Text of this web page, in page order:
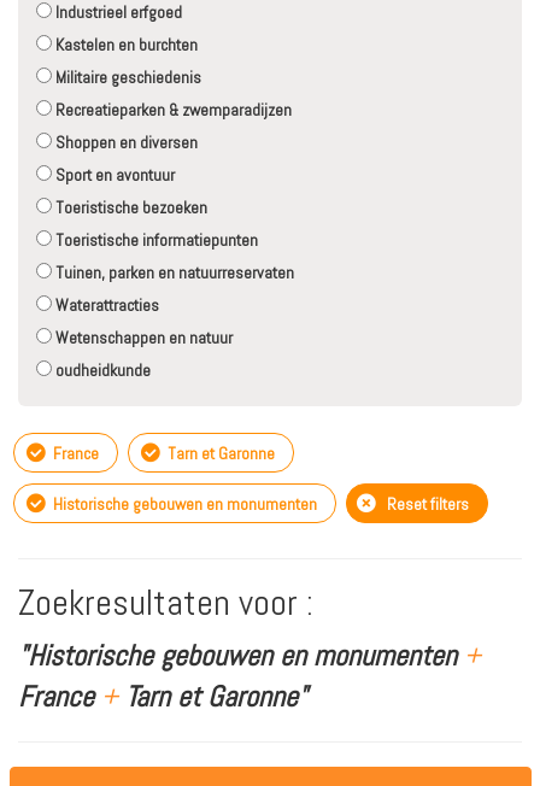
Industrieel erfgoed
Kastelen en burchten
Militaire geschiedenis
Recreatieparken & zwemparadijzen
Shoppen en diversen
Sport en avontuur
Toeristische bezoeken
Toeristische informatiepunten
Tuinen, parken en natuurreservaten
Waterattracties
Wetenschappen en natuur
oudheidkunde
France Tarn et Garonne
Historische gebouwen en monumenten Reset filters
Zoekresultaten voor :
"Historische gebouwen en monumenten +
France +Tarn et Garonne"